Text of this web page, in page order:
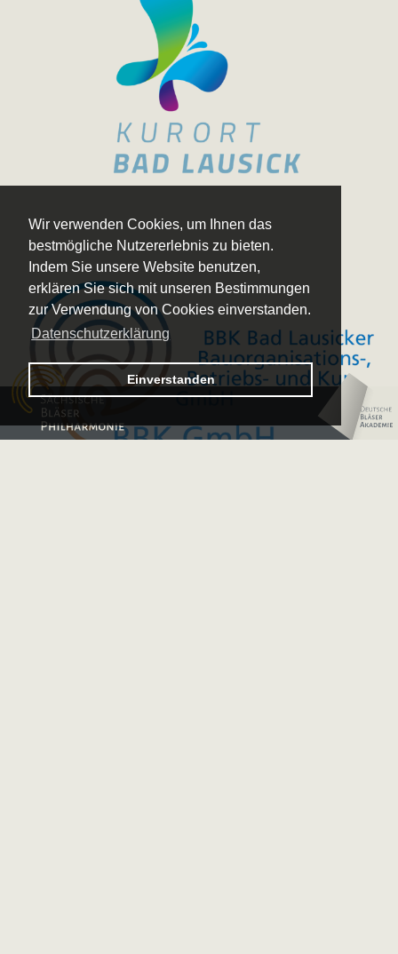
Wir verwenden Cookies, um Ihnen das
bestmögliche Nutzererlebnis zu bieten.
Indem Sie unsere Website benutzen,
erklären Sie sich mit unseren Bestimmungen
zur Verwendung von Cookies einverstanden.
Datenschutzerklärung
Einverstanden
Logo
–
Sächsische
Bläserphilharmonie
Logo
Deutsche